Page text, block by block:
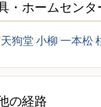
・ホームセンタ
天狗堂小柳 一本松
の経路